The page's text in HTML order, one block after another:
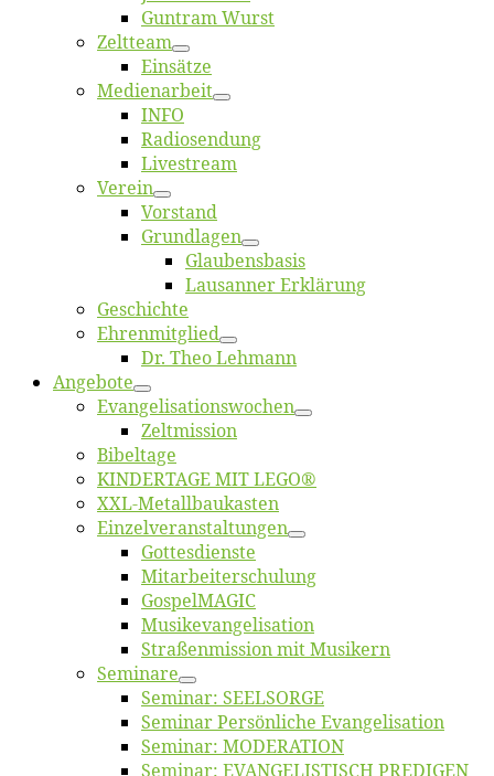
Gun­tram Wurst
Zelt­team
Ein­sät­ze
Me­di­en­ar­beit
INFO
Ra­dio­sen­dung
Live­stream
Ver­ein
Vor­stand
Grund­la­gen
Glaubens­ba­sis
Lausan­ner Erklärung
Ge­schich­te
Eh­ren­mit­glied
Dr. Theo Lehmann
An­ge­bo­te
Evangelisa­tions­wo­chen
Zelt­mis­si­on
Bi­bel­ta­ge
KINDERTAGE MIT LEGO®
XXL-Me­­tal­l­­bau­­kas­­ten
Einzelver­an­stal­tungen
Got­tes­diens­te
Mitarbeiter­schulung
Gos­pel­MA­GIC
Musikevan­ge­li­sa­tion
Straßenmis­sion mit Musikern
Se­mi­na­re
Se­mi­nar: SEELSORGE
Se­mi­nar Per­sön­li­che Evangelisation
Se­mi­nar: MODERATION
Se­mi­nar: EVANGELISTISCH PREDIGEN